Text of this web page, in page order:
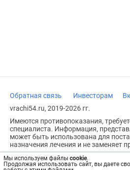
Мы используем файлы cookie.
Продолжая использовать сайт, вы даете
Обратная связь Инвесторам
vrachi54.ru, 2019-2026 гг.
Имеются противопоказания,
специалиста. Информация,
может быть использована для
назначения лечения и не заменяет
Возрастное ограничение: 18+